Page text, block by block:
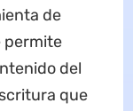
de
permite
del
que